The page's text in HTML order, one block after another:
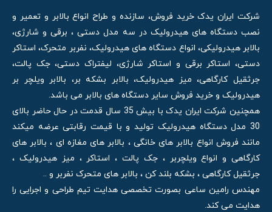
شرکت ایران یدک خرید فروش، سازنده و طراح انواع بالابر و تعمیر و
نصب دستگاه های هیدرولیک در سه مدل دستی ، برقی و شارژی،
بالابر هیدرولیکی، انواع دستگاه های هیدرولیک، نفربر متحرک، استاکر
دستی، استاکر برقی و استاکر شارژی، لیفتراک دستی، جک پالت،
جرثقیل کارگاهی، میز هیدرولیک، بالابر بشکه بر، بالابر ویلچر بر
هیدرولیک و خرید فروش سایر دستگاه های بالابر می باشد.
همچنین شرکت ایران یدک با بیش 35 سال قدمت در حال حاضر بالای
30 مدل دستگاه هیدرولیک تولید و با قیمت رقابتی عرضه میکند
مانند فروش انواع بالابر های خانگی ، بالابر های مغازه ای ، بالابر های
کارگاهی و انواع ویلچربر ، جک پالت ، استاکر ، میز هیدرولیک ،
جرثقیل کارگاهی ، بشکه بلند کن ، بالابر های متحرک نفربر و ..
مهندس رامین ساعی بصورت تخصصی هدایت تیم طراحی و اجرایی را
هدایت می کند.